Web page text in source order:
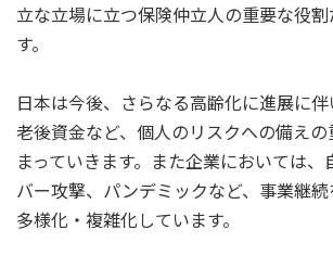
立な立場に立つ保険仲立人の重要な役
す。
日本は今後、さらなる高齢化に進展に伴
老後資金など、個人のリスクへの備え
まっていきます。また企業においては、
バー攻撃、パンデミックなど、事業継
多様化・複雑化しています。